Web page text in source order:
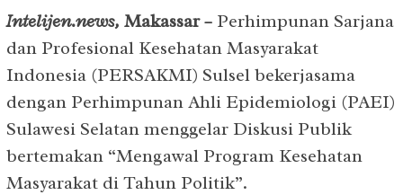
Intelijen.news, Makassar– Perhimpunan Sarjana
dan Profesional Kesehatan Masyarakat
Indonesia (PERSAKMI) Sulsel bekerjasama
dengan Perhimpunan Ahli Epidemiologi (PAEI)
Sulawesi Selatan menggelar Diskusi Publik
bertemakan “Mengawal Program Kesehatan
Masyarakat di Tahun Politik”.